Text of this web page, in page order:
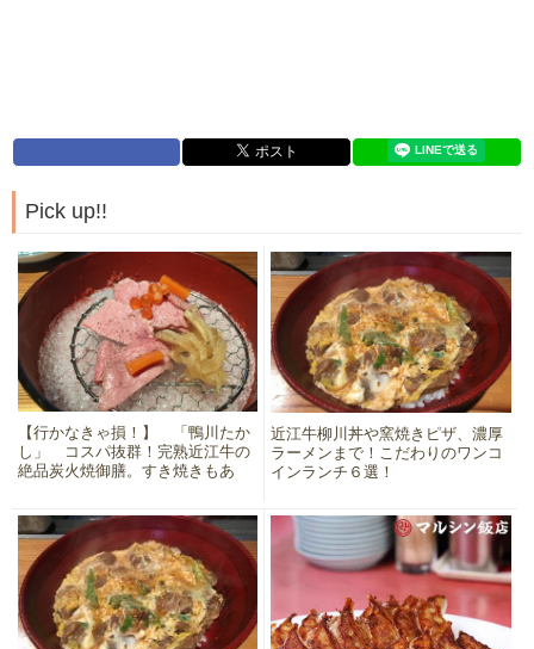
Pick up!!
【行かなきゃ損！】 「鴨川たか
し」 コスパ抜群！完熟近江牛の
絶品炭火焼御膳。すき焼きもあ
近江牛柳川丼や窯焼きピザ、濃厚
ラーメンまで！こだわりのワンコ
インランチ６選！